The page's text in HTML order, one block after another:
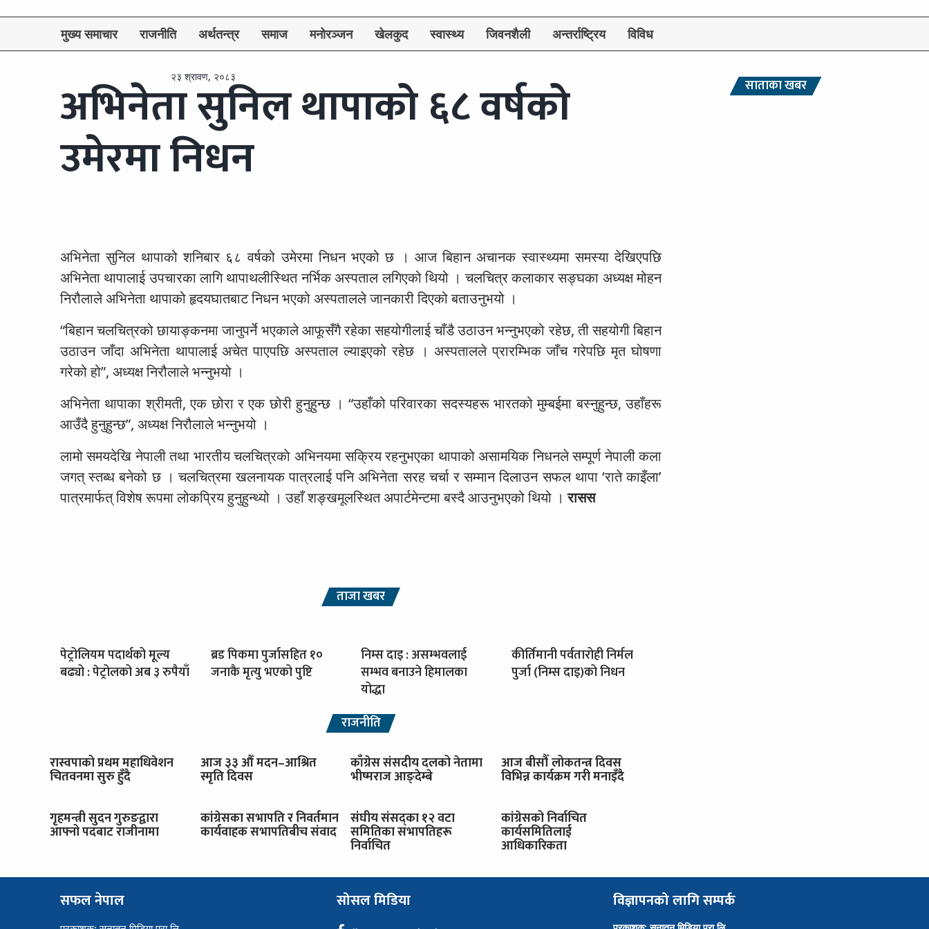
२३ श्रावण, २०८३
मुख्य समाचार राजनीति अर्थतन्त्र समाज मनोरञ्जन खेलकुद स्वास्थ्य जिवनशैली अन्तर्राष्ट्रिय विविध
अभिनेता सुनिल थापाको ६८ वर्षको
उमेरमा निधन
अभिनेता सुनिल थापाको शनिबार ६८ वर्षको उमेरमा निधन भएको छ । आज बिहान अचानक स्वास्थ्यमा समस्या देखिएपछि
अभिनेता थापालाई उपचारका लागि थापाथलीस्थित नर्भिक अस्पताल लगिएको थियो । चलचित्र कलाकार सङ्घका अध्यक्ष मोहन
निरौलाले अभिनेता थापाको हृदयघातबाट निधन भएको अस्पतालले जानकारी दिएको बताउनुभयो ।
“बिहान चलचित्रको छायाङ्कनमा जानुपर्ने भएकाले आफूसँगै रहेका सहयोगीलाई चाँडै उठाउन भन्नुभएको रहेछ, ती सहयोगी बिहान
उठाउन जाँदा अभिनेता थापालाई अचेत पाएपछि अस्पताल ल्याइएको रहेछ । अस्पतालले प्रारम्भिक जाँच गरेपछि मृत घोषणा
गरेको हो”, अध्यक्ष निरौलाले भन्नुभयो ।
अभिनेता थापाका श्रीमती, एक छोरा र एक छोरी हुनुहुन्छ । “उहाँको परिवारका सदस्यहरू भारतको मुम्बईमा बस्नुहुन्छ, उहाँहरू
आउँदै हुनुहुन्छ”, अध्यक्ष निरौलाले भन्नुभयो ।
लामो समयदेखि नेपाली तथा भारतीय चलचित्रकाे अभिनयमा सक्रिय रहनुभएका थापाको असामयिक निधनले सम्पूर्ण नेपाली कला
जगत् स्तब्ध बनेको छ । चलचित्रमा खलनायक पात्रलाई पनि अभिनेता सरह चर्चा र सम्मान दिलाउन सफल थापा ‘राते काइँला’
पात्रमार्फत् विशेष रूपमा लोकप्रिय हुनुहुन्थ्यो । उहाँ शङ्खमूलस्थित अपार्टमेन्टमा बस्दै आउनुभएको थियो ।रासस
ताजा खबर
पेट्रोलियम पदार्थको मूल्य
बढ्यो : पेट्रोलको अब ३ रुपैयाँ
ब्रड पिकमा पुर्जासहित १०
जनाकै मृत्यु भएको पुष्टि
निम्स दाइ : असम्भवलाई
सम्भव बनाउने हिमालका
योद्धा
कीर्तिमानी पर्वतारोही निर्मल
पुर्जा (निम्स दाइ)को निधन
राजनीति
रास्वपाको प्रथम महाधिवेशन
चितवनमा सुरु हुँदै
आज ३३ औँ मदन–आश्रित
स्मृति दिवस
काँग्रेस संसदीय दलको नेतामा
भीष्मराज आङ्देम्बे
आज बीसौँ लोकतन्त्र दिवस
विभिन्न कार्यक्रम गरी मनाइँदै
गृहमन्त्री सुदन गुरुङद्वारा
आफ्नो पदबाट राजीनामा
कांग्रेसका सभापति र निवर्तमान
कार्यवाहक सभापतिबीच संवाद
संघीय संसद्का १२ वटा
समितिका सभापतिहरू
निर्वाचित
कांग्रेसको निर्वाचित
कार्यसमितिलाई
आधिकारिकता
साताका खबर
सफल नेपाल सोसल मिडिया विज्ञापनको लागि सम्पर्क